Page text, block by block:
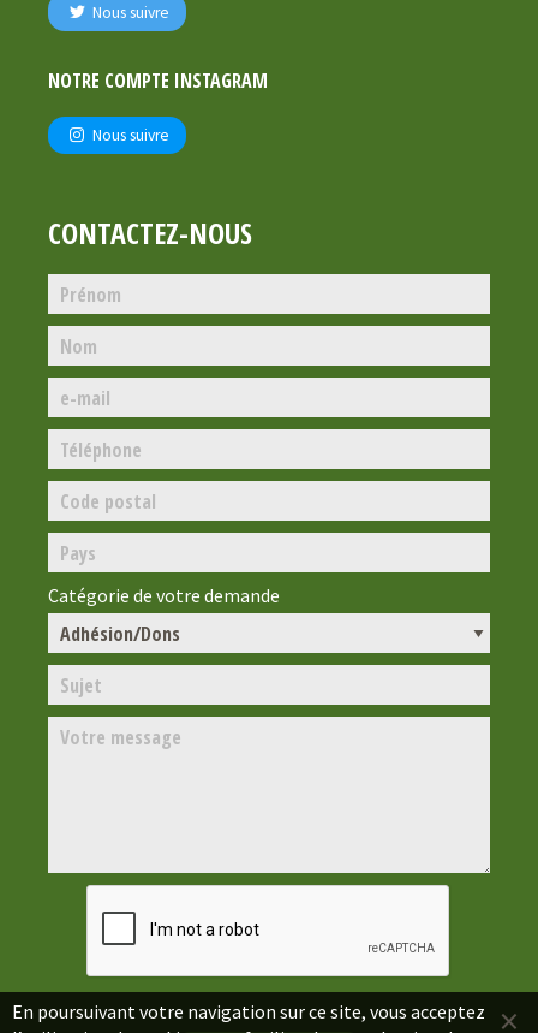
Nous suivre
NOTRE COMPTE INSTAGRAM
Nous suivre
CONTACTEZ-NOUS
Catégorie de votre demande
×
En poursuivant votre navigation sur ce site, vous acceptez